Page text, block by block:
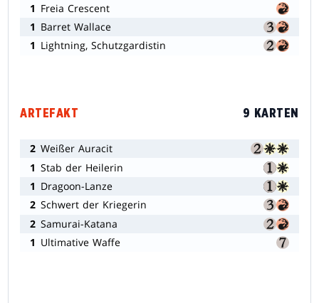
1 Freia Crescent
1 Barret Wallace
1 Lightning, Schutzgardistin
ARTEFAKT 9 KARTEN
2 Weißer Auracit
1 Stab der Heilerin
1 Dragoon-Lanze
2 Schwert der Kriegerin
2 Samurai-Katana
1 Ultimative Waffe